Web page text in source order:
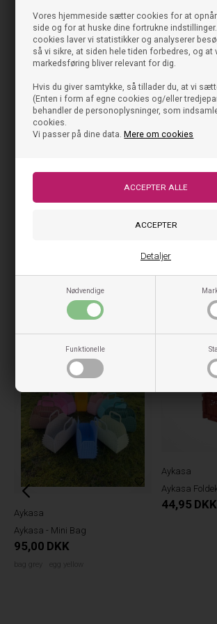
Vores hjemmeside sætter cookies for at
side og for at huske dine fortrukne
cookies laver vi statistikker og analyserer
så vi sikre, at siden hele tiden forbedres, og at
markedsføring bliver relevant for dig.
Hvis du giver samtykke, så tillader du, at vi
(Enten i form af egne cookies og/eller
behandler de personoplysninger, som
cookies.
Vi passer på dine data.Mere om cookies
Nødvendige
Funktionelle
Detaljer
44,95 DKK
På lager, klar til levering
Tjek også disse
Aykasa
Aykasa - Mini Bag
95,00 DKK
bag grey egg yellow
Aykasa
Aykasa
44,95 DKK